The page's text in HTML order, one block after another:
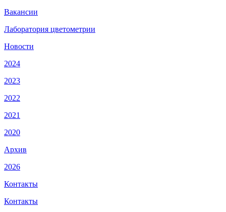
Вакансии
Лаборатория цветометрии
Новости
2024
2023
2022
2021
2020
Архив
2026
Контакты
Контакты